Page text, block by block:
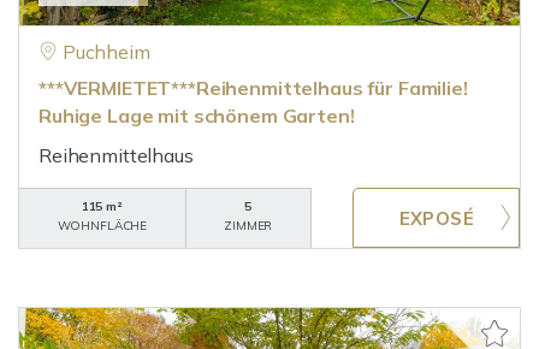
Puchheim
***VERMIETET***Reihenmittelhaus für Familie!
Ruhige Lage mit schönem Garten!
Reihenmittelhaus
115 m²
WOHNFLÄCHE
5
ZIMMER